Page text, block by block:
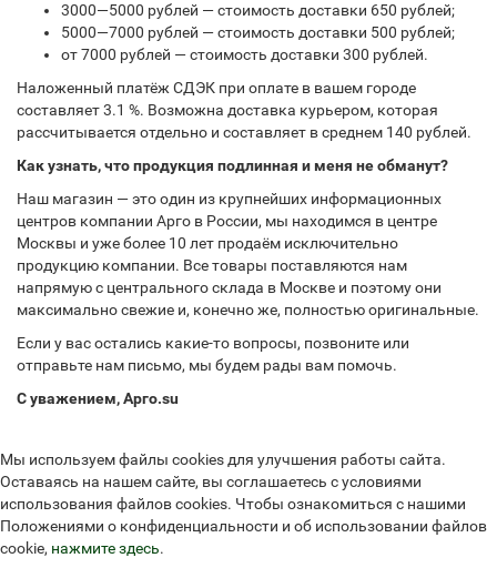
3000—5000 рублей — стоимость доставки 650 рублей;
5000—7000 рублей — стоимость доставки 500 рублей;
от 7000 рублей — стоимость доставки 300 рублей.
Наложенный платёж СДЭК при оплате в вашем городе
составляет 3.1 %. Возможна доставка курьером, которая
рассчитывается отдельно и составляет в среднем 140 рублей.
Как узнать, что продукция подлинная и меня не обманут?
Наш магазин — это один из крупнейших информационных
центров компании Арго в России, мы находимся в центре
Москвы и уже более 10 лет продаём исключительно
продукцию компании. Все товары поставляются нам
напрямую с центрального склада в Москве и поэтому они
максимально свежие и, конечно же, полностью оригинальные.
Если у вас остались какие-то вопросы, позвоните или
отправьте нам письмо, мы будем рады вам помочь.
С уважением, Арго.su
Мы используем файлы cookies для улучшения работы сайта.
Оставаясь на нашем сайте, вы соглашаетесь с условиями
использования файлов cookies. Чтобы ознакомиться с нашими
Положениями о конфиденциальности и об использовании файлов
cookie, нажмите здесь.